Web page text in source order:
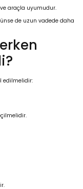
araçla uyumudur.
de uzun vadede daha
edilmelidir: